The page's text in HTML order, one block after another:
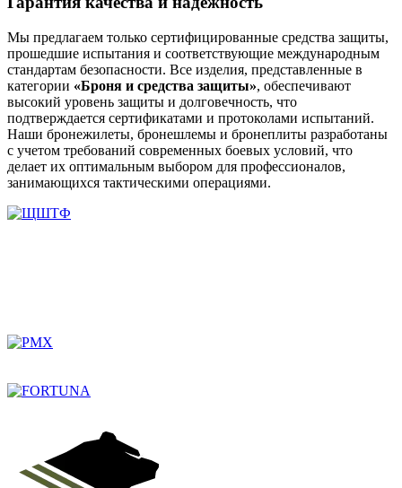
Мы предлагаем только сертифицированные средства защиты,
прошедшие испытания и соответствующие международным
стандартам безопасности. Все изделия, представленные в
категории «Броня и средства защиты», обеспечивают
высокий уровень защиты и долговечность, что
подтверждается сертификатами и протоколами испытаний.
Наши бронежилеты, бронешлемы и бронеплиты разработаны
с учетом требований современных боевых условий, что
делает их оптимальным выбором для профессионалов,
занимающихся тактическими операциями.